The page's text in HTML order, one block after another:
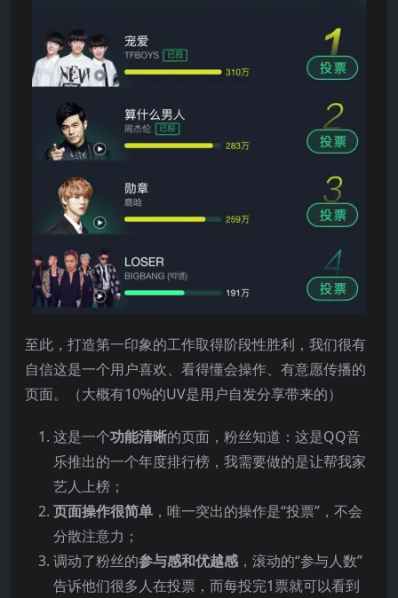
至此，打造第一印象的工作取得阶段性胜利，我们很有
自信这是一个用户喜欢、看得懂会操作、有意愿传播的
页面。（大概有10%的UV是用户自发分享带来的）
这是一个功能清晰的页面，粉丝知道：这是QQ音
乐推出的一个年度排行榜，我需要做的是让帮我家
艺人上榜；
页面操作很简单 ，唯一突出的操作是“投票”，不会
分散注意力；
调动了粉丝的参与感和优越感 ，滚动的“参与人数”
告诉他们很多人在投票，而每投完1票就可以看到